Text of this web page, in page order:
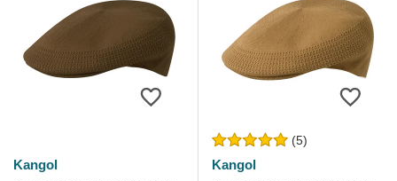
Kangol
(5)
Kangol